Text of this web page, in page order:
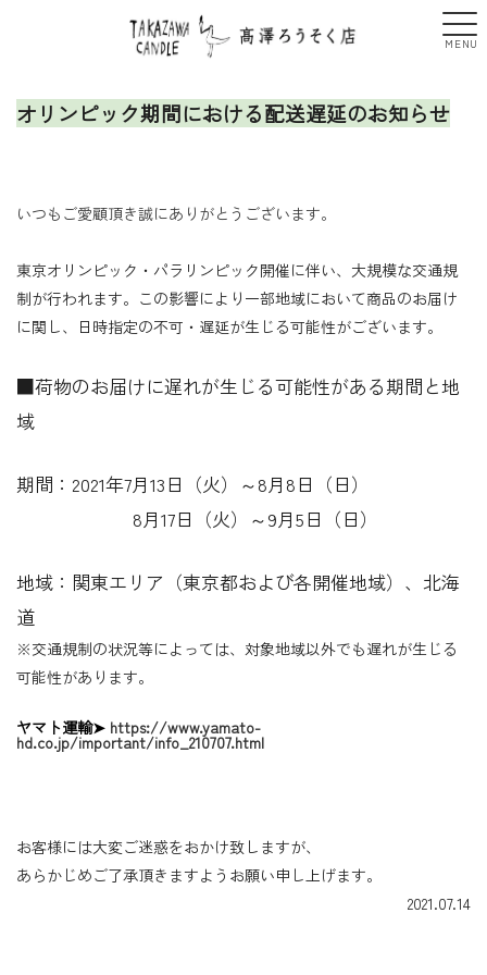
オリンピック期間における配送遅延のお知らせ
いつもご愛顧頂き誠にありがとうございます。
東京オリンピック・パラリンピック開催に伴い、大規模な交通規
制が行われます。この影響により一部地域において商品のお届け
に関し、日時指定の不可・遅延が生じる可能性がございます。
■荷物のお届けに遅れが生じる可能性がある期間と地
域
期間：2021年7月13日（火）～8月8日（日）
8月17日（火）～9月5日（日）
地域：関東エリア（東京都および各開催地域）、北海
道
※交通規制の状況等によっては、対象地域以外でも遅れが生じる
可能性があります。
ヤマト運輸➤ https://www.yamato-
hd.co.jp/important/info_210707.html
お客様には大変ご迷惑をおかけ致しますが、
あらかじめご了承頂きますようお願い申し上げます。
2021.07.14